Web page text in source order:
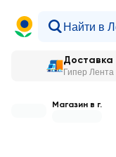
Доставка
Гипер Лента
Магазин в г.